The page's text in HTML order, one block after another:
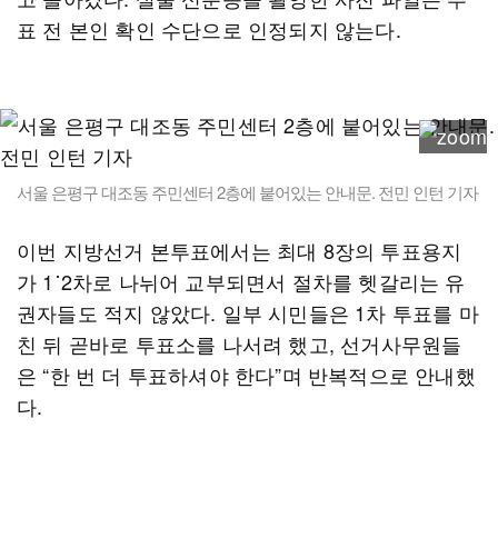
표 전 본인 확인 수단으로 인정되지 않는다.
서울 은평구 대조동 주민센터 2층에 붙어있는 안내문. 전민 인턴 기자
이번 지방선거 본투표에서는 최대 8장의 투표용지
가 1˙2차로 나뉘어 교부되면서 절차를 헷갈리는 유
권자들도 적지 않았다. 일부 시민들은 1차 투표를 마
친 뒤 곧바로 투표소를 나서려 했고, 선거사무원들
은 “한 번 더 투표하셔야 한다”며 반복적으로 안내했
다.